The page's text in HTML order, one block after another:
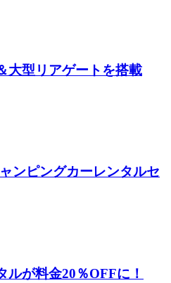
大型リアゲートを搭載
ンピングカーレンタルセ
ルが料金20％OFFに！